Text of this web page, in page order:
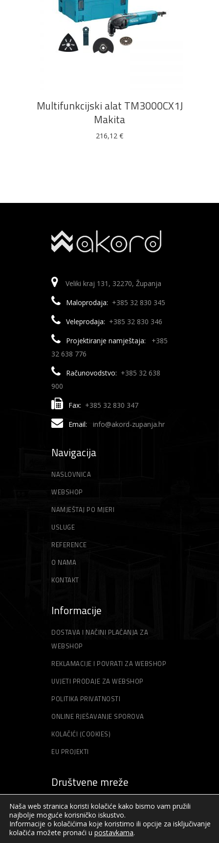
DODAJ U KOŠARICU
Multifunkcijski alat TM3000CX1J
Makita
216,12 €
Veliki kraj 131, 32270, Županja
Maloprodaja: +385 32 830 345
Veleprodaja: +385 32 830 346
Projektiranje namještaja:
+385
32 638 776
Računovodstvo: +385 32 638
900
Fax: +385 32 830 347
Email: info@akord-zupanja.hr
Navigacija
NASLOVNICA
WEBSHOP
NAMJEŠTAJ PO MJERI
USLUGE
REFERENCE
O NAMA
KONTAKT
Informacije
DOSTAVA I NAČINI PLAĆANJA ZA
WEBSHOP
REKLAMACIJE I POVRATI ZA WEBSHOP
UVJETI PRODAJE ZA WEBSHOP
POLITIKA PRIVATNOSTI
ONLINE RJEŠAVANJE SPOROVA
KOLAČIĆI (COOKIES)
EU PROJEKTI
Društvene mreže
Naša web stranica koristi kolačiće kako bismo vam pružili
najbolje moguće korisničko iskustvo.
Informacije o kolačićima koje koristimo ili opcije za isključivanje
kolačića možete pronaći u postavkama.